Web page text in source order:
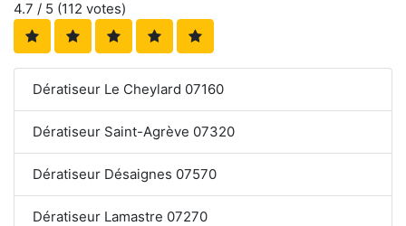
4.7 / 5 (112 votes)
Dératiseur Le Cheylard 07160
Dératiseur Saint-Agrève 07320
Dératiseur Désaignes 07570
Dératiseur Lamastre 07270